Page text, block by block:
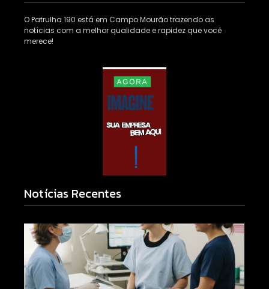
O Patrulha 190 está em Campo Mourão trazendo as
notícias com a melhor qualidade e rapidez que você
merece!
Notícias Recentes